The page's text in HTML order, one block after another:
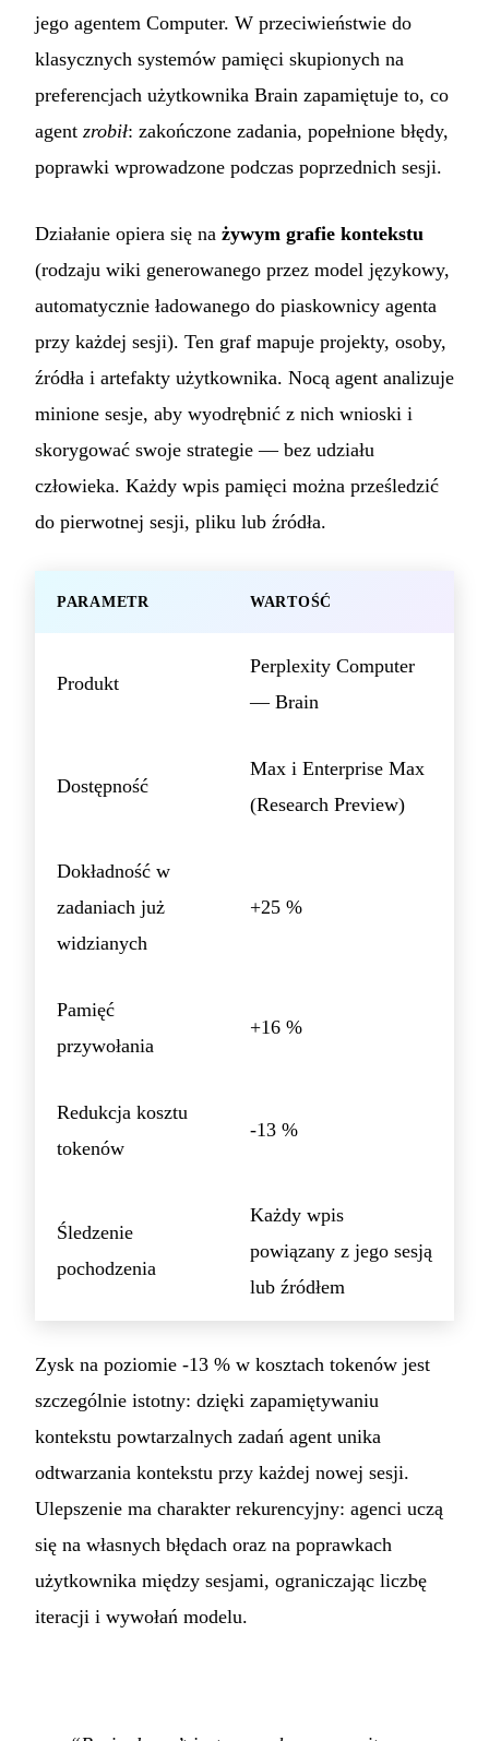
jego agentem Computer. W przeciwieństwie do
klasycznych systemów pamięci skupionych na
preferencjach użytkownika Brain zapamiętuje to, co
agent zrobił: zakończone zadania, popełnione błędy,
poprawki wprowadzone podczas poprzednich sesji.
Działanie opiera się na żywym grafie kontekstu
(rodzaju wiki generowanego przez model językowy,
automatycznie ładowanego do piaskownicy agenta
przy każdej sesji). Ten graf mapuje projekty, osoby,
źródła i artefakty użytkownika. Nocą agent analizuje
minione sesje, aby wyodrębnić z nich wnioski i
skorygować swoje strategie — bez udziału
człowieka. Każdy wpis pamięci można prześledzić
do pierwotnej sesji, pliku lub źródła.
PARAMETR WARTOŚĆ
Produkt
Perplexity Computer
— Brain
Dostępność
Max i Enterprise Max
(Research Preview)
Dokładność w
zadaniach już
widzianych
+25 %
Pamięć
przywołania
+16 %
Redukcja kosztu
tokenów
-13 %
Śledzenie
pochodzenia
Każdy wpis
powiązany z jego sesją
lub źródłem
Zysk na poziomie -13 % w kosztach tokenów jest
szczególnie istotny: dzięki zapamiętywaniu
kontekstu powtarzalnych zadań agent unika
odtwarzania kontekstu przy każdej nowej sesji.
Ulepszenie ma charakter rekurencyjny: agenci uczą
się na własnych błędach oraz na poprawkach
użytkownika między sesjami, ograniczając liczbę
iteracji i wywołań modelu.